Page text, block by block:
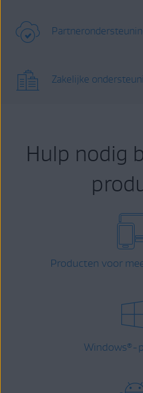
Zakelijke
Hulp nodig
Producten voor
Windows® -